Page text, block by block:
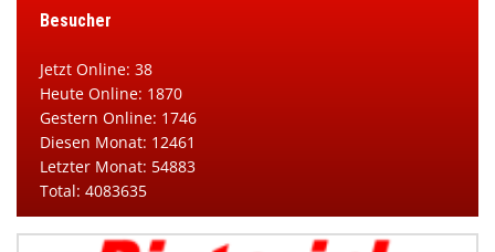
Besucher
Jetzt Online: 38
Heute Online: 1870
Gestern Online: 1746
Diesen Monat: 12461
Letzter Monat: 54883
Total: 4083635